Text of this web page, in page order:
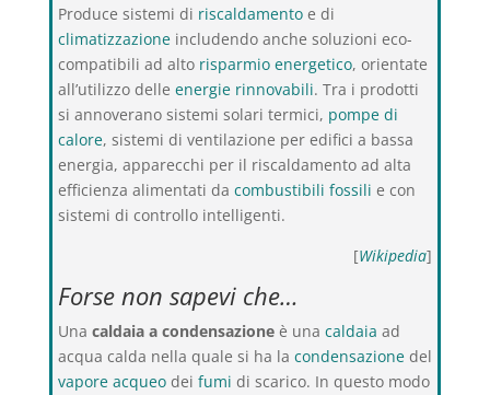
Produce sistemi di riscaldamentoe di
climatizzazioneincludendo anche soluzioni eco-
compatibili ad alto risparmio energetico, orientate
all’utilizzo delle energie rinnovabili. Tra i prodotti
si annoverano sistemi solari termici, pompe di
calore, sistemi di ventilazione per edifici a bassa
energia, apparecchi per il riscaldamento ad alta
efficienza alimentati da combustibili fossili e con
sistemi di controllo intelligenti.
[Wikipedia]
Forse non sapevi che…
Una caldaia a condensazioneè una caldaia ad
acqua calda nella quale si ha la condensazionedel
vapore acqueodei fumi di scarico. In questo modo